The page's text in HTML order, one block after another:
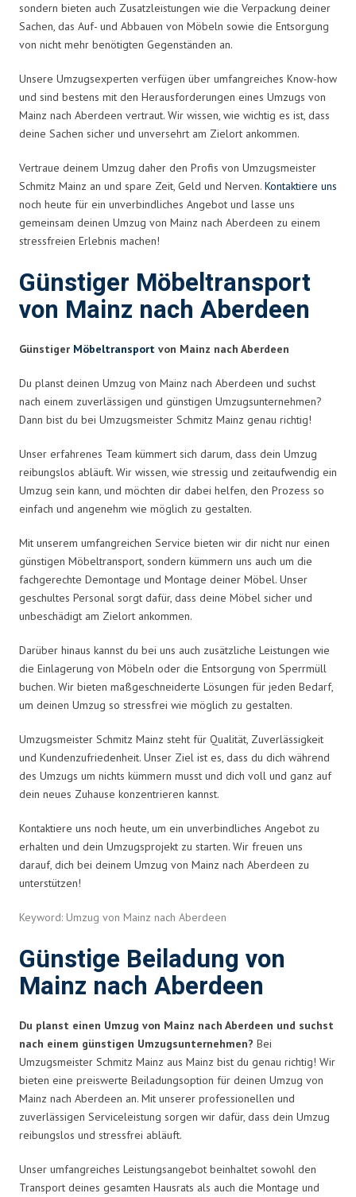
sondern bieten auch Zusatzleistungen wie die Verpackung deiner
Sachen, das Auf- und Abbauen von Möbeln sowie die Entsorgung
von nicht mehr benötigten Gegenständen an.
Unsere Umzugsexperten verfügen über umfangreiches Know-how
und sind bestens mit den Herausforderungen eines Umzugs von
Mainz nach Aberdeen vertraut. Wir wissen, wie wichtig es ist, dass
deine Sachen sicher und unversehrt am Zielort ankommen.
Vertraue deinem Umzug daher den Profis von Umzugsmeister
Schmitz Mainz an und spare Zeit, Geld und Nerven. Kontaktiere uns
noch heute für ein unverbindliches Angebot und lasse uns
gemeinsam deinen Umzug von Mainz nach Aberdeen zu einem
stressfreien Erlebnis machen!
Günstiger Möbeltransport
von Mainz nach Aberdeen
Günstiger Möbeltransport von Mainz nach Aberdeen
Du planst deinen Umzug von Mainz nach Aberdeen und suchst
nach einem zuverlässigen und günstigen Umzugsunternehmen?
Dann bist du bei Umzugsmeister Schmitz Mainz genau richtig!
Unser erfahrenes Team kümmert sich darum, dass dein Umzug
reibungslos abläuft. Wir wissen, wie stressig und zeitaufwendig ein
Umzug sein kann, und möchten dir dabei helfen, den Prozess so
einfach und angenehm wie möglich zu gestalten.
Mit unserem umfangreichen Service bieten wir dir nicht nur einen
günstigen Möbeltransport, sondern kümmern uns auch um die
fachgerechte Demontage und Montage deiner Möbel. Unser
geschultes Personal sorgt dafür, dass deine Möbel sicher und
unbeschädigt am Zielort ankommen.
Darüber hinaus kannst du bei uns auch zusätzliche Leistungen wie
die Einlagerung von Möbeln oder die Entsorgung von Sperrmüll
buchen. Wir bieten maßgeschneiderte Lösungen für jeden Bedarf,
um deinen Umzug so stressfrei wie möglich zu gestalten.
Umzugsmeister Schmitz Mainz steht für Qualität, Zuverlässigkeit
und Kundenzufriedenheit. Unser Ziel ist es, dass du dich während
des Umzugs um nichts kümmern musst und dich voll und ganz auf
dein neues Zuhause konzentrieren kannst.
Kontaktiere uns noch heute, um ein unverbindliches Angebot zu
erhalten und dein Umzugsprojekt zu starten. Wir freuen uns
darauf, dich bei deinem Umzug von Mainz nach Aberdeen zu
unterstützen!
Keyword: Umzug von Mainz nach Aberdeen
Günstige Beiladung von
Mainz nach Aberdeen
Du planst einen Umzug von Mainz nach Aberdeen und suchst
nach einem günstigen Umzugsunternehmen? Bei
Umzugsmeister Schmitz Mainz aus Mainz bist du genau richtig! Wir
bieten eine preiswerte Beiladungsoption für deinen Umzug von
Mainz nach Aberdeen an. Mit unserer professionellen und
zuverlässigen Serviceleistung sorgen wir dafür, dass dein Umzug
reibungslos und stressfrei abläuft.
Unser umfangreiches Leistungsangebot beinhaltet sowohl den
Transport deines gesamten Hausrats als auch die Montage und